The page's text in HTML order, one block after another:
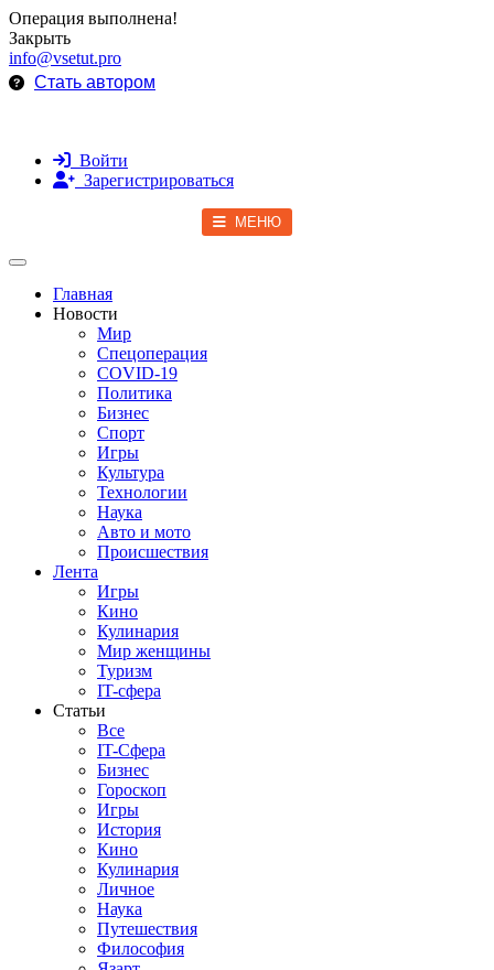
Операция выполнена!
Закрыть
info@vsetut.pro
Стать автором
Войти
Зарегистрироваться
МЕНЮ
Toggle navigation
Главная
Новости
Мир
Спецоперация
COVID-19
Политика
Бизнес
Спорт
Игры
Культура
Технологии
Наука
Авто и мото
Происшествия
Лента
Игры
Кино
Кулинария
Мир женщины
Туризм
IT-сфера
Статьи
Все
IT-Сфера
Бизнес
Гороскоп
Игры
История
Кино
Кулинария
Личное
Наука
Путешествия
Философия